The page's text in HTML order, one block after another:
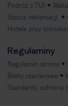
Podróż z TUI
Status reklamacji
Hotele przy
Regulaminy
Regulamin strony
Bilety czarterowe
Standardy ochrony